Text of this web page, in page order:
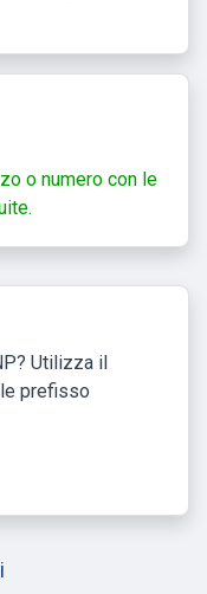
o numero con le
Utilizza il
prefisso